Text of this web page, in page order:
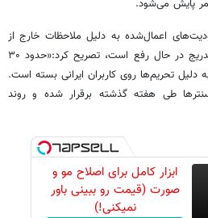
پایش می‌شود.
اعمال‌شده به دلیل ملاحظات خارج از
وزارت ارتباطات بوده و اکنون به تدریج در حال رفع است، تصریح کرد:«حدود ۳۰
دنیا به دلیل تحریم‌ها روی کاربران ایرانی بسته است.
طی هفته گذشته برقرار شده و روند
ابزار کامل برای اصلاح مو و
صورت (قیمت رو ببینی باور
نمیکنی!)